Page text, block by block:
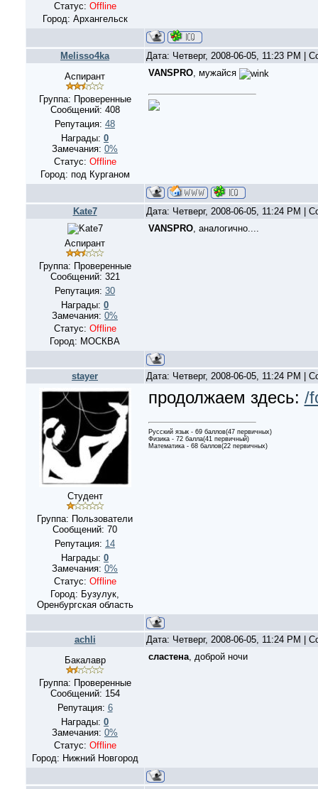
Статус: Offline
Город: Архангельск
Melisso4ka
Дата: Четверг, 2008-06-05, 11:23 PM |
Аспирант
Группа: Проверенные
Сообщений: 408
Репутация: 48
Награды: 0
Замечания: 0%
Статус: Offline
Город: под Курганом
VANSPRO, мужайся
Kate7 Дата: Четверг, 2008-06-05, 11:24 PM |
Аспирант
Группа: Проверенные
Сообщений: 321
Репутация: 30
Награды: 0
Замечания: 0%
Статус: Offline
Город: МОСКВА
VANSPRO, аналогично....
stayer Дата: Четверг, 2008-06-05, 11:24 PM |
Студент
Группа: Пользователи
Сообщений: 70
Репутация: 14
Награды: 0
Замечания: 0%
Статус: Offline
Город: Бузулук,
Оренбургская область
продолжаем здесь: /
Русский язык - 69 баллов(47 первичных)
Физика - 72 балла(41 первичный)
Математика - 68 баллов(22 первичных)
achli
Дата: Четверг, 2008-06-05, 11:24 PM |
Бакалавр
Группа: Проверенные
Сообщений: 154
Репутация: 6
Награды: 0
Замечания: 0%
Статус: Offline
Город: Нижний Новгород
сластена, доброй ночи